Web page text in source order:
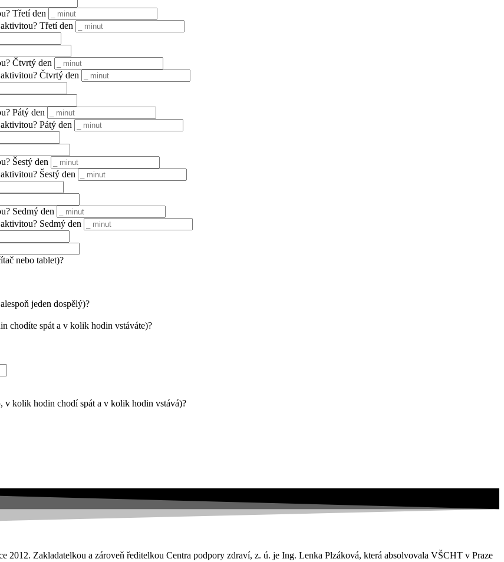
Třetí den
Třetí den
Čtvrtý den
Čtvrtý den
Pátý den
Pátý den
Šestý den
Šestý den
Sedmý den
Sedmý den
nebo tablet)?
jeden dospělý)?
chodíte spát a v kolik hodin vstáváte)?
v kolik hodin chodí spát a v kolik hodin vstává)?
2012. Zakladatelkou a zároveň ředitelkou Centra podpory zdraví, z. ú. je Ing. Lenka Plzáková, která absolvovala VŠCHT v Praze